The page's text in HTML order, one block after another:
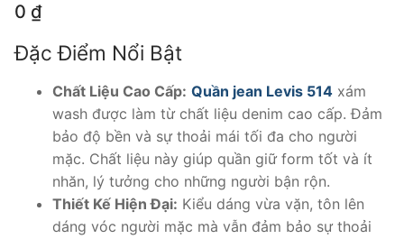
0 ₫
Đặc Điểm Nổi Bật
Chất Liệu Cao Cấp: Quần jean Levis 514xám
wash được làm từ chất liệu denim cao cấp. Đảm
bảo độ bền và sự thoải mái tối đa cho người
mặc. Chất liệu này giúp quần giữ form tốt và ít
nhăn, lý tưởng cho những người bận rộn.
Thiết Kế Hiện Đại: Kiểu dáng vừa vặn, tôn lên
dáng vóc người mặc mà vẫn đảm bảo sự thoải